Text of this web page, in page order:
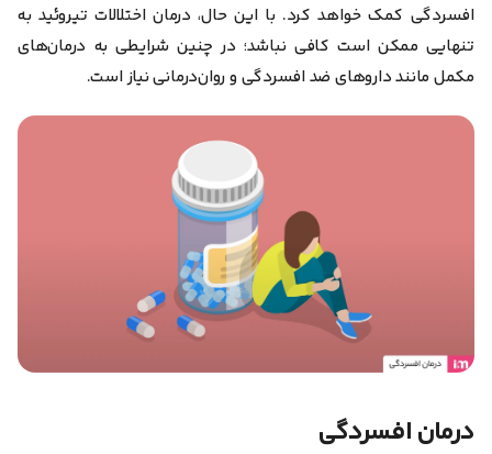
افسردگی کمک خواهد کرد. با این حال، درمان اختلالات تیروئید به
تنهایی ممکن است کافی نباشد؛ در چنین شرایطی به درمان‌های
مکمل مانند داروهای ضد افسردگی و روان‌درمانی نیاز است.
درمان افسردگی